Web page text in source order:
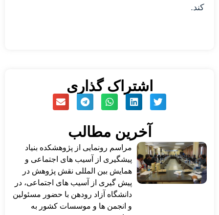
کند.
اشتراک گذاری
آخرین مطالب
مراسم رونمایی از پژوهشکده بنیاد
پیشگیری از آسیب های اجتماعی و
همایش بین المللی نقش پژوهش در
پیش گیری از آسیب های اجتماعی، در
دانشگاه آزاد رودهن با حضور مسئولین
و انجمن ها و موسسات کشور به